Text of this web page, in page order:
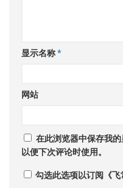
显示名称*
网站
在此浏览器中保存我
以便下次评论时使用。
勾选此选项以订阅《飞